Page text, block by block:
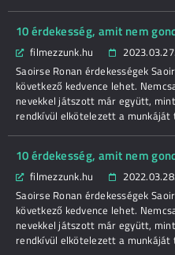
10 érdekesség, amit nem
filmezzunk.hu
2023.03.27.
Saoirse Ronan érdekességek
következő kedvence lehet.
nevekkel játszott már együtt,
rendkívül elkötelezett a
10 érdekesség, amit nem
filmezzunk.hu
2022.03.28.
Saoirse Ronan érdekességek
következő kedvence lehet.
nevekkel játszott már együtt,
rendkívül elkötelezett a